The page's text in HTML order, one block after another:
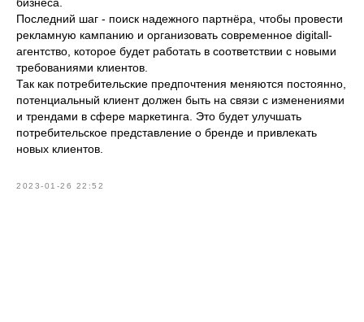
Последний шаг - поиск надежного партнёра, чтобы провести
рекламную кампанию и организовать современное digitall-
агентство, которое будет работать в соответствии с новыми
требованиями клиентов.
Так как потребительские предпочтения меняются постоянно,
потенциальный клиент должен быть на связи с изменениями
и трендами в сфере маркетинга. Это будет улучшать
потребительское представление о бренде и привлекать
новых клиентов.
2023-01-26 22:52